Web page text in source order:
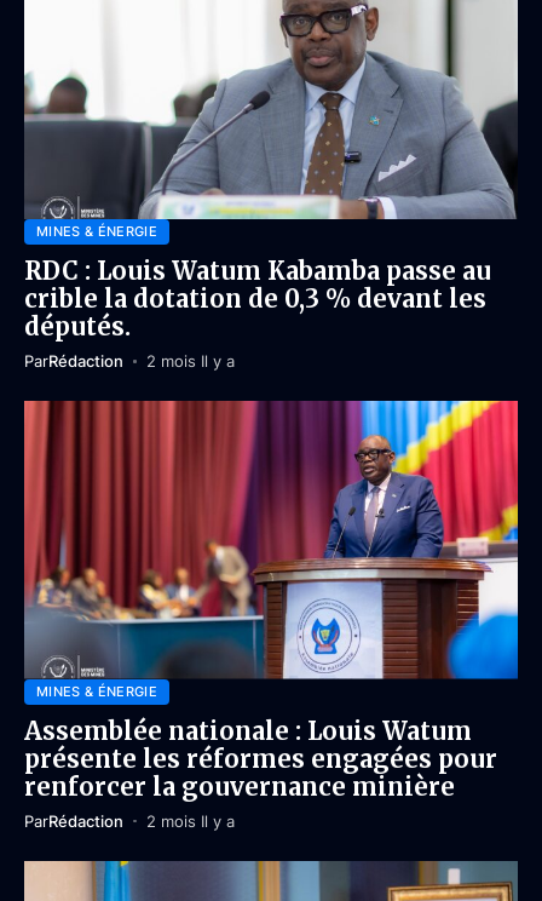
MINES & ÉNERGIE
RDC : Louis Watum Kabamba passe au
crible la dotation de 0,3 % devant les
députés.
ParRédaction 2 mois Il y a
MINES & ÉNERGIE
Assemblée nationale : Louis Watum
présente les réformes engagées pour
renforcer la gouvernance minière
ParRédaction 2 mois Il y a